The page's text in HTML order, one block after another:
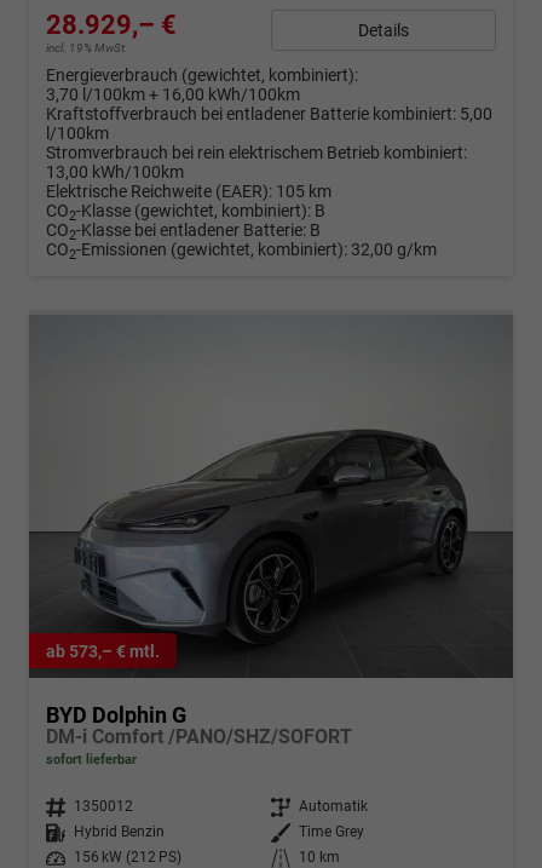
28.929,– €
incl. 19% MwSt.
Details
Energieverbrauch (gewichtet, kombiniert):
3,70 l/100km + 16,00 kWh/100km
Kraftstoffverbrauch bei entladener Batterie kombiniert: 5,00
l/100km
Stromverbrauch bei rein elektrischem Betrieb kombiniert:
13,00 kWh/100km
Elektrische Reichweite (EAER): 105 km
CO2-Klasse (gewichtet, kombiniert): B
CO2-Klasse bei entladener Batterie: B
CO2-Emissionen (gewichtet, kombiniert): 32,00 g/km
ab 573,– € mtl.
BYD Dolphin G
DM-i Comfort /PANO/SHZ/SOFORT
sofort lieferbar
Fahrzeugnr. 1350012 Getriebe Automatik
Kraftstoff
Hybrid Benzin Außenfarbe Time Grey
Leistung
156 kW (212 PS) Kilometerstand 10 km